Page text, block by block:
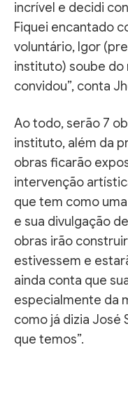
incrível e decidi
Fiquei encantado
voluntário, Igor
instituto) soube do
convidou”, conta
Ao todo, serão 7
instituto, além da
obras ficarão
intervenção
que tem como
e sua divulgação
obras irão
estivessem e
ainda conta que
especialmente da
como já dizia José
que temos”.